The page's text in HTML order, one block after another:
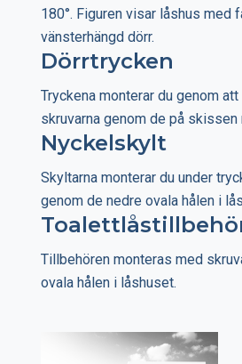
180°. Figuren visar låshus med
vänsterhängd dörr.
Dörrtrycken
Tryckena monterar du genom
skruvarna genom de på skissen
Nyckelskylt
Skyltarna monterar du under
genom de nedre ovala hålen i
Tillbehören monteras med
ovala hålen i låshuset.